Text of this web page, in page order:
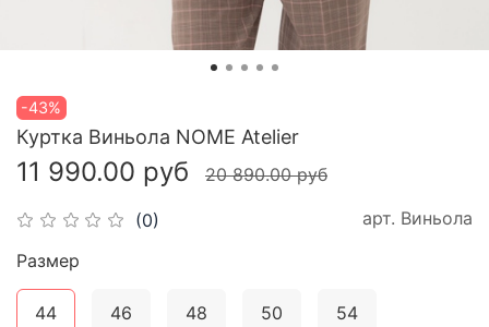
-43%
(0) арт. Виньола
Куртка Виньола NOME Atelier
11 990.00 руб 20 890.00 руб
Размер
44 46 48 50 54